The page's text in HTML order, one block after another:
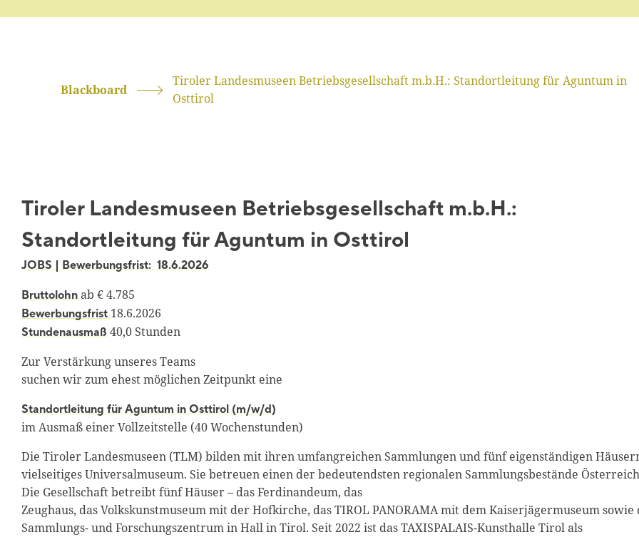
Blackboard
Tiroler Landesmuseen Betriebsgesellschaft m.b.H.: Standortleitung für Aguntum in
Osttirol
Tiroler Landesmuseen Betriebsgesellschaft m.b.H.:
Standortleitung für Aguntum in Osttirol
JOBS | Bewerbungsfrist: 18.6.2026
Bruttolohn ab € 4.785
Bewerbungsfrist 18.6.2026
Stundenausmaß 40,0 Stunden
Zur Verstärkung unseres Teams
suchen wir zum ehest möglichen Zeitpunkt eine
Standortleitung für Aguntum in Osttirol (m/w/d)
im Ausmaß einer Vollzeitstelle (40 Wochenstunden)
Die Tiroler Landesmuseen (TLM) bilden mit ihren umfangreichen Sammlungen und fünf eigenständigen
vielseitiges Universalmuseum. Sie betreuen einen der bedeutendsten regionalen Sammlungsbestände
Die Gesellschaft betreibt fünf Häuser – das Ferdinandeum, das
Zeughaus, das Volkskunstmuseum mit der Hofkirche, das TIROL PANORAMA mit dem Kaiserjägermuseum sowie
Sammlungs- und Forschungszentrum in Hall in Tirol. Seit 2022 ist das TAXISPALAIS-Kunsthalle Tirol als